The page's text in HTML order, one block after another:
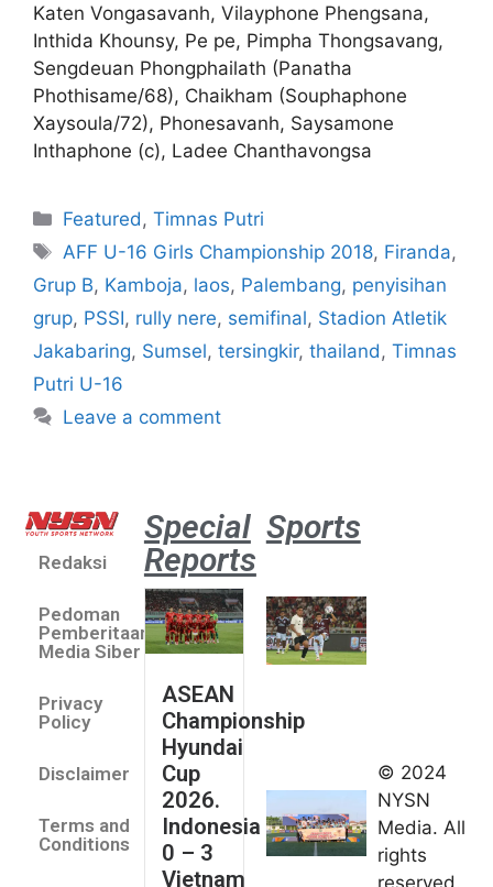
Katen Vongasavanh, Vilayphone Phengsana,
Inthida Khounsy, Pe pe, Pimpha Thongsavang,
Sengdeuan Phongphailath (Panatha
Phothisame/68), Chaikham (Souphaphone
Xaysoula/72), Phonesavanh, Saysamone
Inthaphone (c), Ladee Chanthavongsa
Featured ,Timnas Putri
AFF U-16 Girls Championship 2018, Firanda,
Grup B, Kamboja, laos, Palembang, penyisihan
grup, PSSI, rully nere, semifinal, Stadion Atletik
Jakabaring, Sumsel, tersingkir, thailand , Timnas
Putri U-16
Leave a comment
Redaksi
Pedoman
Pemberitaan
Media Siber
Privacy
Policy
Disclaimer
Terms and
Conditions
Special
Reports
ASEAN
Championship
Hyundai
Cup
2026.
Indonesia
0 – 3
Vietnam
Sports
umum
Kejurnas
Panahan
Junior di
© 2024
NYSN
Media. All
rights